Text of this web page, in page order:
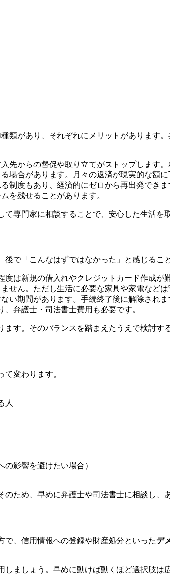
類があり、それぞれにメリットがあります
先からの督促や取り立てがストップします。
場合があります。月々の返済が現実的な額
制度もあり、経済的にゼロから再出発できま
を残せることがあります。
専門家に相談することで、安心した生活を
で「こんなはずではなかった」と感じるこ
は新規の借入れやクレジットカード作成が
せん。ただし生活に必要な家具や家電などは
い期間があります。手続終了後に解除されま
弁護士・司法書士費用も必要です。
す。そのバランスを踏まえたうえで検討す
変わります。
人
影響を避けたい場合）
ため、早めに弁護士や司法書士に相談し、
で、信用情報への登録や財産処分といったデ
ましょう。早めに動けば動くほど選択肢